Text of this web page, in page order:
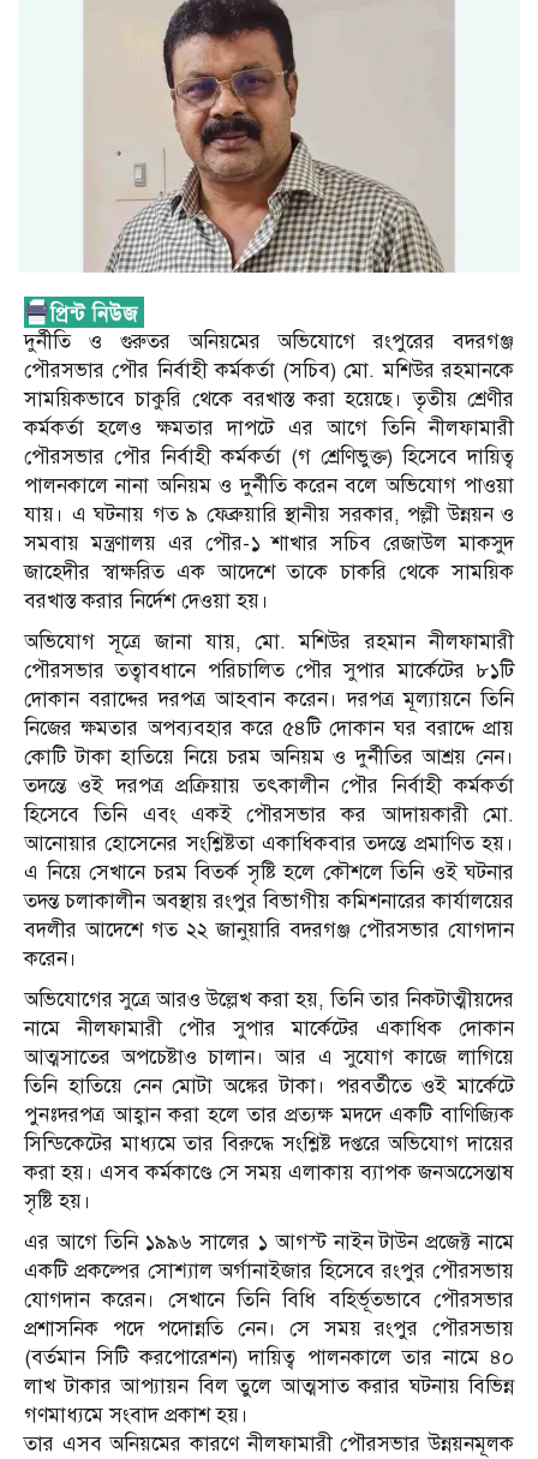
দুর্নীতি ও গুরুতর অনিয়মের অভিযোগে রংপুরের বদরগঞ্জ
পৌরসভার পৌর নির্বাহী কর্মকর্তা (সচিব) মো. মশিউর রহমানকে
সাময়িকভাবে চাকুরি থেকে বরখাস্ত করা হয়েছে। তৃতীয় শ্রেণীর
কর্মকর্তা হলেও ক্ষমতার দাপটে এর আগে তিনি নীলফামারী
পৌরসভার পৌর নির্বাহী কর্মকর্তা (গ শ্রেণিভুক্ত) হিসেবে দায়িত্ব
পালনকালে নানা অনিয়ম ও দুর্নীতি করেন বলে অভিযোগ পাওয়া
যায়। এ ঘটনায় গত ৯ ফেব্রুয়ারি স্থানীয় সরকার, পল্লী উন্নয়ন ও
সমবায় মন্ত্রণালয় এর পৌর-১ শাখার সচিব রেজাউল মাকসুদ
জাহেদীর স্বাক্ষরিত এক আদেশে তাকে চাকরি থেকে সাময়িক
বরখাস্ত করার নির্দেশ দেওয়া হয়।
অভিযোগ সূত্রে জানা যায়, মো. মশিউর রহমান নীলফামারী
পৌরসভার তত্বাবধানে পরিচালিত পৌর সুপার মার্কেটের ৮১টি
দোকান বরাদ্দের দরপত্র আহবান করেন। দরপত্র মূল্যায়নে তিনি
নিজের ক্ষমতার অপব্যবহার করে ৫৪টি দোকান ঘর বরাদ্দে প্রায়
কোটি টাকা হাতিয়ে নিয়ে চরম অনিয়ম ও দুর্নীতির আশ্রয় নেন।
তদন্তে ওই দরপত্র প্রক্রিয়ায় তৎকালীন পৌর নির্বাহী কর্মকর্তা
হিসেবে তিনি এবং একই পৌরসভার কর আদায়কারী মো.
আনোয়ার হোসেনের সংশ্লিষ্টতা একাধিকবার তদন্তে প্রমাণিত হয়।
এ নিয়ে সেখানে চরম বিতর্ক সৃষ্টি হলে কৌশলে তিনি ওই ঘটনার
তদন্ত চলাকালীন অবস্থায় রংপুর বিভাগীয় কমিশনারের কার্যালয়ের
বদলীর আদেশে গত ২২ জানুয়ারি বদরগঞ্জ পৌরসভার যোগদান
করেন।
অভিযোগের সুত্রে আরও উল্লেখ করা হয়, তিনি তার নিকটাত্মীয়দের
নামে নীলফামারী পৌর সুপার মার্কেটের একাধিক দোকান
আত্মসাতের অপচেষ্টাও চালান। আর এ সুযোগ কাজে লাগিয়ে
তিনি হাতিয়ে নেন মোটা অঙ্কের টাকা। পরবর্তীতে ওই মার্কেটে
পুনঃদরপত্র আহ্বান করা হলে তার প্রত্যক্ষ মদদে একটি বাণিজ্যিক
সিন্ডিকেটের মাধ্যমে তার বিরুদ্ধে সংশ্লিষ্ট দপ্তরে অভিযোগ দায়ের
করা হয়। এসব কর্মকাণ্ডে সে সময় এলাকায় ব্যাপক জনঅসেেন্তাষ
সৃষ্টি হয়।
এর আগে তিনি ১৯৯৬ সালের ১ আগস্ট নাইন টাউন প্রজেক্ট নামে
একটি প্রকল্পের সোশ্যাল অর্গানাইজার হিসেবে রংপুর পৌরসভায়
যোগদান করেন। সেখানে তিনি বিধি বহির্ভূতভাবে পৌরসভার
প্রশাসনিক পদে পদোন্নতি নেন। সে সময় রংপুর পৌরসভায়
(বর্তমান সিটি করপোরেশন) দায়িত্ব পালনকালে তার নামে ৪০
লাখ টাকার আপ্যায়ন বিল তুলে আত্মসাত করার ঘটনায় বিভিন্ন
গণমাধ্যমে সংবাদ প্রকাশ হয়।
তার এসব অনিয়মের কারণে নীলফামারী পৌরসভার উন্নয়নমূলক